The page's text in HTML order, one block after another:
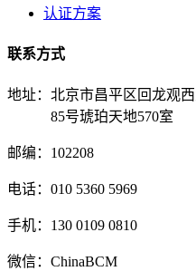
认证方案
联系方式
地址：北京市昌平区回龙观
85号琥珀天地570室
邮编：102208
电话：010 5360 5969
手机：130 0109 0810
微信：ChinaBCM